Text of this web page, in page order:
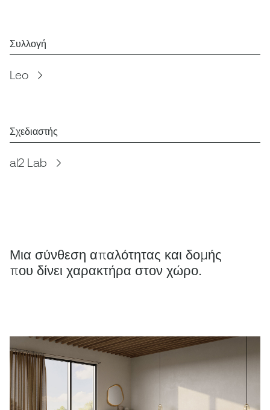
Συλλογή
Leo
Σχεδιαστής
al2 Lab
Μια σύνθεση απαλότητας και δομής
που δίνει χαρακτήρα στον χώρο.